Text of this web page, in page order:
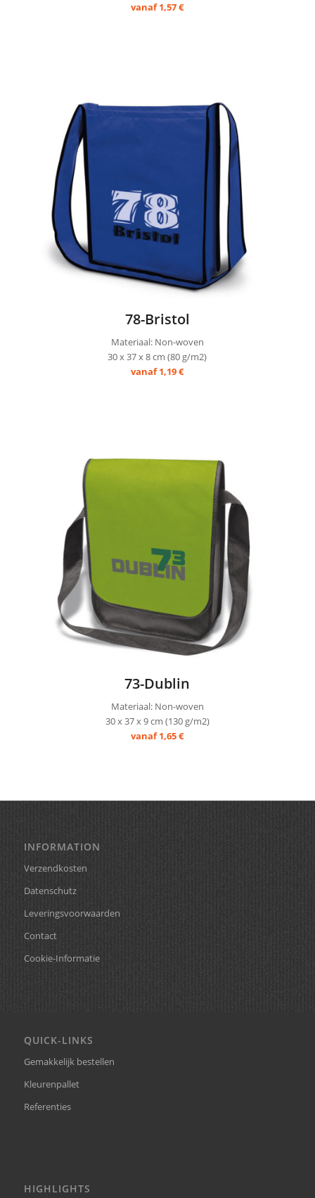
vanaf 1,57 €
78-Bristol
Materiaal: Non-woven
30 x 37 x 8 cm (80 g/m2)
vanaf 1,19 €
73-Dublin
Materiaal: Non-woven
30 x 37 x 9 cm (130 g/m2)
vanaf 1,65 €
INFORMATION
Verzendkosten
Datenschutz
Leveringsvoorwaarden
Contact
Cookie-Informatie
QUICK-LINKS
Gemakkelijk bestellen
Kleurenpallet
Referenties
HIGHLIGHTS